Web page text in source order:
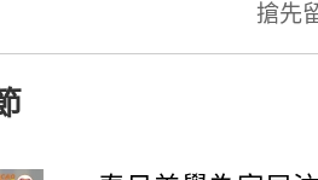
搶先